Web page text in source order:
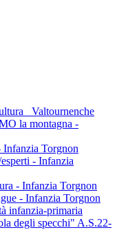
Valtournenche
la montagna -
Infanzia Torgnon
- Infanzia
- Infanzia Torgnon
- Infanzia Torgnon
infanzia-primaria
degli specchi" A.S.22-